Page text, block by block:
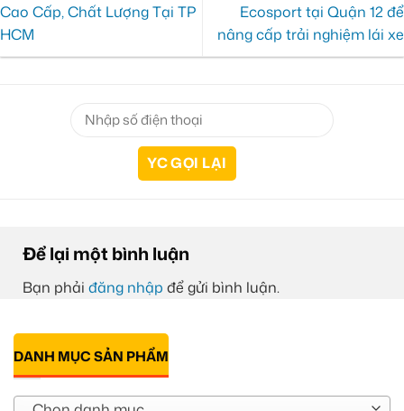
Cao Cấp, Chất Lượng Tại TP
HCM
Ecosport tại Quận 12 để
nâng cấp trải nghiệm lái xe
Để lại một bình luận
Bạn phải đăng nhập để gửi bình luận.
DANH MỤC SẢN PHẨM